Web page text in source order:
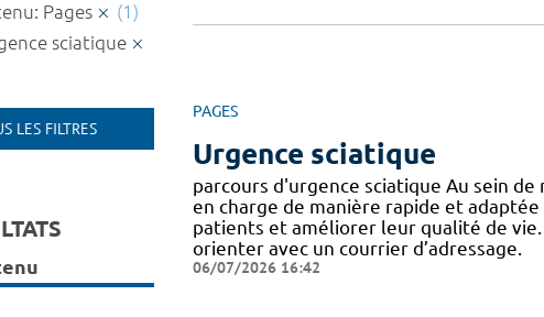
PAGES
Urgence sciatique
parcours d'urgence sciatique Au sein
en charge de manière rapide et
patients et améliorer leur qualité de
orienter avec un courrier d’adressage.
06/07/2026 16:42
Pages
(1)
sciatique
LES FILTRES